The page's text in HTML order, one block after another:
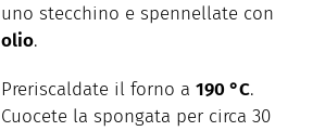
uno stecchino e spennellate con
olio.
Preriscaldate il forno a 190 °C.
Cuocete la spongata per circa 30